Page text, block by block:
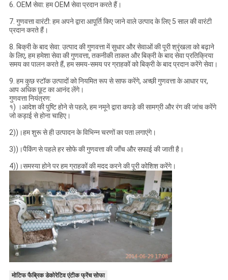
6. OEM सेवा: हम OEM सेवा प्रदान करते हैं।
7. गुणवत्ता वारंटी: हम अपने द्वारा आपूर्ति किए जाने वाले उत्पाद के लिए 5 साल की वारंटी
प्रदान करते हैं।
8. बिक्री के बाद सेवा: उत्पाद की गुणवत्ता में सुधार और सेवाओं की पूरी श्रृंखला को बढ़ाने
के लिए, हम हमेशा सेवा की गुणवत्ता, तकनीकी ताकत और बिक्री के बाद सेवा प्रतिक्रिया
समय का पालन करते हैं, हम समय-समय पर ग्राहकों को बिक्री के बाद प्रदान करेंगे सेवा।
9. हम कुछ स्टॉक उत्पादों को नियमित रूप से साफ करेंगे, अच्छी गुणवत्ता के आधार पर,
आप अधिक छूट का आनंद लेंगे।
गुणवत्ता नियंत्रण:
१) ।आदेश की पुष्टि होने से पहले, हम नमूने द्वारा कपड़े की सामग्री और रंग की जांच करेंगे
जो कड़ाई से होना चाहिए।
2))।हम शुरू से ही उत्पादन के विभिन्न चरणों का पता लगाएंगे।
3))।पैकिंग से पहले हर सोफे की गुणवत्ता की जाँच और सफाई की जाती है।
4))।समस्या होने पर हम ग्राहकों की मदद करने की पूरी कोशिश करेंगे।
मोटिफ फैब्रिक डेकोरेटिव एंटीक फ्रेंच सोफा